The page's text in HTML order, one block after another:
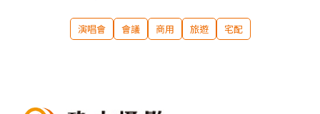
演唱會 會議 商用 旅遊 宅配